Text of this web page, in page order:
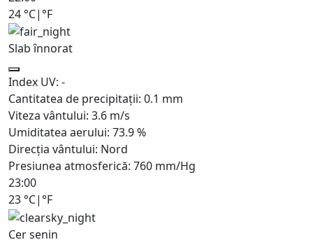
24 °C| °F
Slab înnorat
Index UV: -
Cantitatea de precipitații: 0.1 mm
Viteza vântului: 3.6 m/s
Umiditatea aerului: 73.9%
Direcția vântului: Nord
Presiunea atmosferică: 760 mm/Hg
23:00
23 °C| °F
Cer senin